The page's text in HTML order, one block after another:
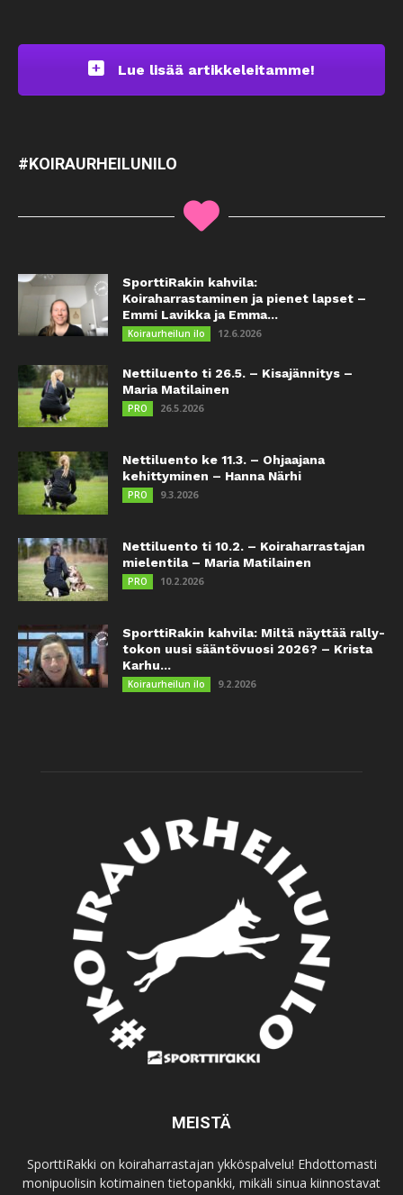
Lue lisää artikkeleitamme!
#KOIRAURHEILUNILO
SporttiRakin kahvila:
Koiraharrastaminen ja pienet lapset –
Emmi Lavikka ja Emma...
Koiraurheilun ilo 12.6.2026
Nettiluento ti 26.5. – Kisajännitys –
Maria Matilainen
PRO 26.5.2026
Nettiluento ke 11.3. – Ohjaajana
kehittyminen – Hanna Närhi
PRO 9.3.2026
Nettiluento ti 10.2. – Koiraharrastajan
mielentila – Maria Matilainen
PRO 10.2.2026
SporttiRakin kahvila: Miltä näyttää rally-
tokon uusi sääntövuosi 2026? – Krista
Karhu...
Koiraurheilun ilo 9.2.2026
MEISTÄ
SporttiRakki on koiraharrastajan ykköspalvelu! Ehdottomasti
monipuolisin kotimainen tietopankki, mikäli sinua kiinnostavat